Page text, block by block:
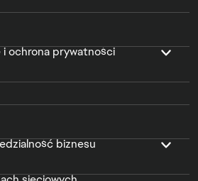
ochrona prywatności
biznesu